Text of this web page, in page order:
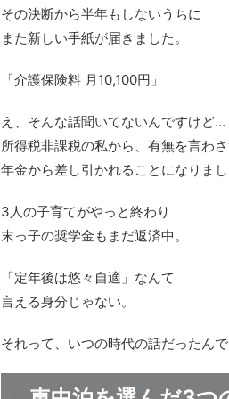
その決断から半年もしないうちに
また新しい手紙が届きました。
「介護保険料 月10,100円」
え、そんな話聞いてないんですけど…
所得税非課税の私から、有無を言わ
年金から差し引かれることになりまし
3人の子育てがやっと終わり
末っ子の奨学金もまだ返済中。
「定年後は悠々自適」なんて
言える身分じゃない。
それって、いつの時代の話だったんで